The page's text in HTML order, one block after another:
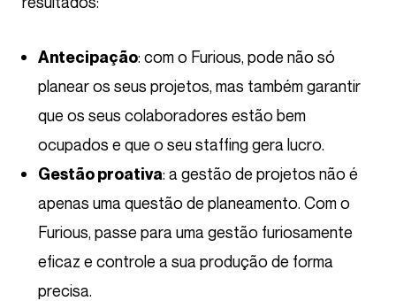
Antecipação: com o Furious, pode não só
planear os seus projetos, mas também garantir
que os seus colaboradores estão bem
ocupados e que o seu staffing gera lucro.
Gestão proativa: a gestão de projetos não é
apenas uma questão de planeamento. Com o
Furious, passe para uma gestão furiosamente
eficaz e controle a sua produção de forma
precisa.